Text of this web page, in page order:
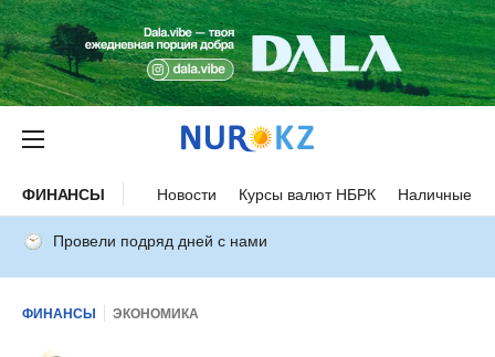
ФИНАНСЫ Новости Курсы валют НБРК Наличные
Провели подряд дней с нами
ФИНАНСЫ ЭКОНОМИКА